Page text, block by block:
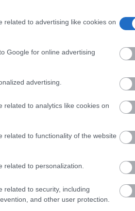
related to advertising like cookies on
Google for online advertising
advertising.
related to analytics like cookies on
related to functionality of the website
related to personalization.
related to security, including
and other user protection.